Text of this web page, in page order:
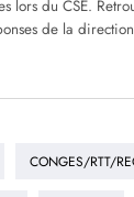
lors du CSE.
de la
CONGES/RTT/